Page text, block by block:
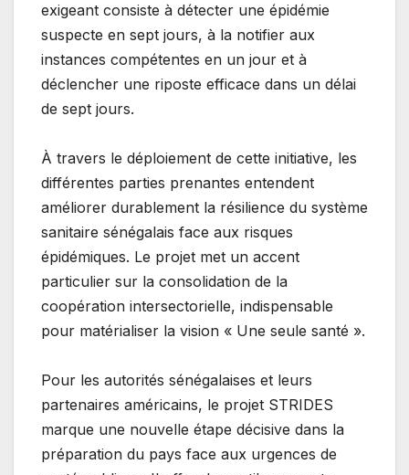
exigeant consiste à détecter une épidémie
suspecte en sept jours, à la notifier aux
instances compétentes en un jour et à
déclencher une riposte efficace dans un délai
de sept jours.
À travers le déploiement de cette initiative, les
différentes parties prenantes entendent
améliorer durablement la résilience du système
sanitaire sénégalais face aux risques
épidémiques. Le projet met un accent
particulier sur la consolidation de la
coopération intersectorielle, indispensable
pour matérialiser la vision « Une seule santé ».
Pour les autorités sénégalaises et leurs
partenaires américains, le projet STRIDES
marque une nouvelle étape décisive dans la
préparation du pays face aux urgences de